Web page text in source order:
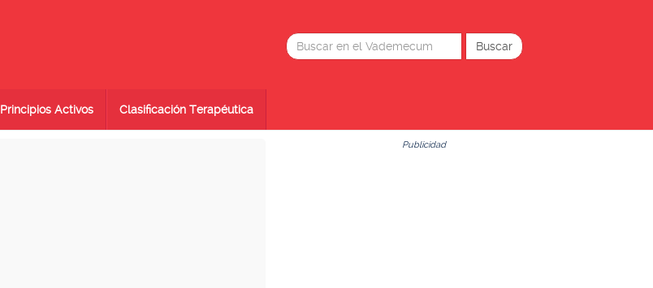
Principios Activos Clasificación Terapéutica
Publicidad